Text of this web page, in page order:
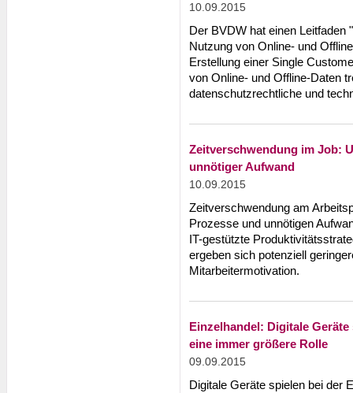
10.09.2015
Der BVDW hat einen Leitfaden
Nutzung von Online- und
Erstellung einer Single
von Online- und Offline-Daten
datenschutzrechtliche und
Zeitverschwendung im Job:
unnötiger Aufwand
10.09.2015
Zeitverschwendung am
Prozesse und unnötigen
IT-gestützte
ergeben sich potenziell
Mitarbeitermotivation.
Einzelhandel: Digitale
eine immer größere Rolle
09.09.2015
Digitale Geräte spielen bei der